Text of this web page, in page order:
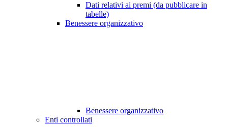
Dati relativi ai premi (da pubblicare in
tabelle)
Benessere organizzativo
Benessere organizzativo
Enti controllati